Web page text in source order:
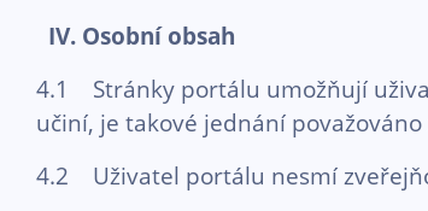
IV. Osobní obsah
4.1 Stránky portálu umožňují
učiní, je takové jednání
4.2 Uživatel portálu nesmí